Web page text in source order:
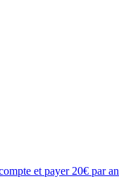
et payer 20€ par an